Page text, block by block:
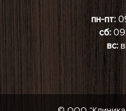
пн-пт:
сб:
вс: